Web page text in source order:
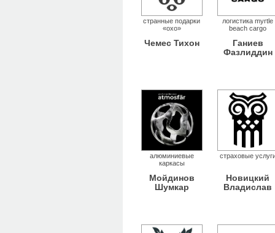
странные подарки
«охо»
Чемес Тихон
логистика myrtle
beach cargo
Ганиев
Фазлиддин
алюминиевые
каркасы
Мойдинов
Шумкар
страховые
Новицкий
Владислав